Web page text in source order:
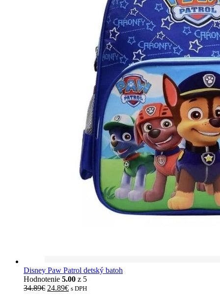
Disney Paw Patrol detský batoh
Hodnotenie 5.00 z 5
34.89€ 24.89€ s DPH